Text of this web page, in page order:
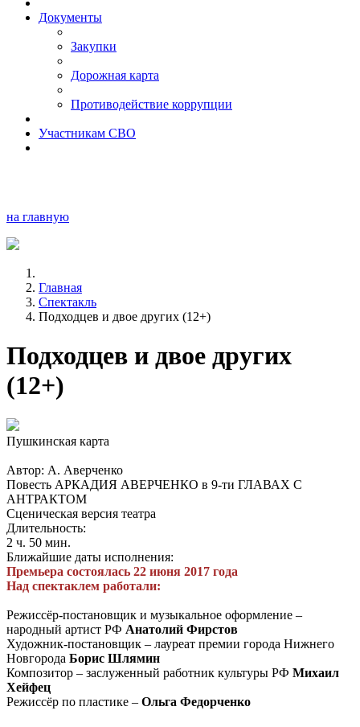
Документы
Закупки
Дорожная карта
Противодействие коррупции
Участникам СВО
на главную
Главная
Спектакль
Подходцев и двое других (12+)
Подходцев и двое других
(12+)
Пушкинская карта
Автор: А. Аверченко
Повесть АРКАДИЯ АВЕРЧЕНКО в 9-ти ГЛАВАХ С
АНТРАКТОМ
Сценическая версия театра
Длительность:
2 ч. 50 мин.
Ближайшие даты исполнения:
Премьера состоялась 22 июня 2017 года
Над спектаклем работали:
Режиссёр-постановщик и музыкальное оформление –
народный артист РФ Анатолий Фирстов
Художник-постановщик – лауреат премии города Нижнего
Новгорода Борис Шлямин
Композитор – заслуженный работник культуры РФ Михаил
Хейфец
Режиссёр по пластике – Ольга Федорченко